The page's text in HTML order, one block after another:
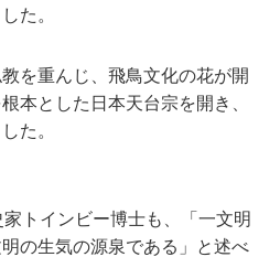
た。
を重んじ、飛鳥文化の花が開
本とした日本天台宗を開き、
た。
トインビー博士も、「一文明
の生気の源泉である」と述べ